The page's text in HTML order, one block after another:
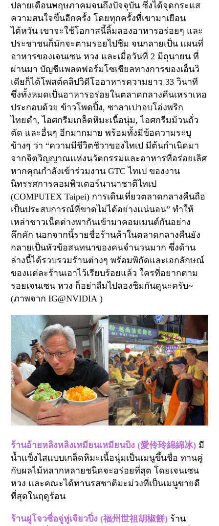
ปลายเดือนพฤษภาคมจนถึงปัจจุบัน ซึ่งได้จุดกระแส
ความสนใจขึ้นอีกครั้ง โดยทุกครั้งที่เขามาเยือน
ไต้หวัน เขาจะใช้โอกาสนี้ลิ้มลองอาหารอร่อยๆ และ
ประชาชนก็มักจะตามรอยไปชิม จนกลายเป็น แผนที่
อาหารของเจนเซน หวง และเมื่อวันที่2 มิถุนายน ที่
ผ่านมา บัญชีแพลตฟอร์มโซเชียลทางการของเอ็นวิ
เดียก็ได้โพสต์คลิปวิดีโออาหารความยาว33วินาที
ซึ่งทั้งหมดเป็นอาหารอร่อยในตลาดกลางคืนเหราเหอ
ประกอบด้วย ข้าวโพดปิ้ง,ซาลาเปาอบโอ่งพริก
ไทยดำ,ไอศกรีมเกล็ดหิมะเนื้อนุ่ม,ไอศกรีมม้วนถั่ว
ตัด และอื่นๆ อีกมากมาย พร้อมทั้งมีข้อความระบุ
ข้างๆ ว่า“ความมีชีวิตชีวาของไทเป มีต้นกำเนิดมา
จากจิตวิญญาณแห่งนวัตกรรมและอาหารที่อร่อยเลิศ
หากคุณกำลังเข้าร่วมงานGTCไทเป ของงาน
นิทรรศการคอมพิวเตอร์นานาชาติไทเป
(COMPUTEX Taipei) การเดินเที่ยวตลาดกลางคืนถือ
เป็นประสบการณ์ที่ขาดไม่ได้อย่างแน่นอน”ทำให้
เหล่าชาวเน็ตต่างพากันเข้ามาคอมเมนต์กันอย่าง
คึกคัก นอกจากนี้รายชื่อร้านค้าในตลาดกลางคืนยัง
กลายเป็นหัวข้อสนทนาของคนจำนวนมาก ซึ่งด้าน
ล่างนี้ได้รวบรวมร้านต่างๆ พร้อมพิกัดและเอกลักษณ์
ของแต่ละร้านเอาไว้เรียบร้อยแล้ว ใครที่อยากตาม
รอยเจนเซน หวง ก็อย่าลืมไปลองชิมกันดูนะครับ~
(ภาพจากIG@NVIDIA)
ร้านอ้ายหลิงหลิงเหมียนเหมียนบิง(愛伶玲綿綿冰) มี
น้ำแข็งไสแบบเกล็ดหิมะเนื้อนุ่มเป็นเมนูขึ้นชื่อ ทานคู่
กับผลไม้หลากหลายชนิดจะอร่อยที่สุด โดยเจนเซน
หวง และคณะได้ทานรสชาติมะม่วงที่เป็นเมนูขายดี
ที่สุดในฤดูร้อน
ร้านฝูโจวซื่อจู่หู่เจียวปิ่ง (福州世祖胡椒餅) ร้าน